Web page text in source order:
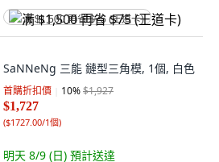
满 $1,500 再省 $75 (王道卡)
SaNNeNg 三能 鏈型三角模, 1個, 白色
首購折扣價 10%$1,927
$1,727
($1727.00/1個)
明天 8/9 (日) 預計送達